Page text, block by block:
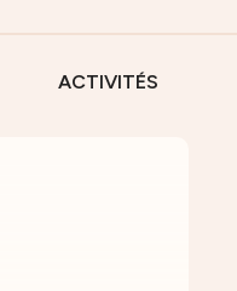
ACTIVITÉS